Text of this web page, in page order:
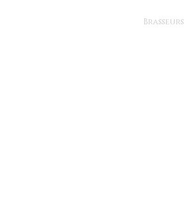
Brasseurs